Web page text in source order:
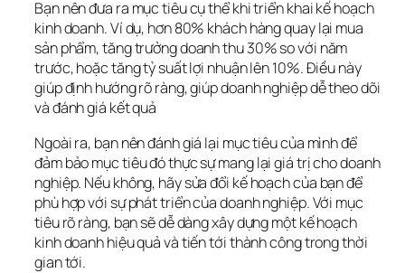
Bạn nên đưa ra mục tiêu cụ thể khi triển khai kế hoạch
kinh doanh. Ví dụ, hơn 80% khách hàng quay lại mua
sản phẩm, tăng trưởng doanh thu 30% so với năm
trước, hoặc tăng tỷ suất lợi nhuận lên 10%. Điều này
giúp định hướng rõ ràng, giúp doanh nghiệp dễ theo dõi
và đánh giá kết quả
Ngoài ra, bạn nên đánh giá lại mục tiêu của mình để
đảm bảo mục tiêu đó thực sự mang lại giá trị cho doanh
nghiệp. Nếu không, hãy sửa đổi kế hoạch của bạn để
phù hợp với sự phát triển của doanh nghiệp. Với mục
tiêu rõ ràng, bạn sẽ dễ dàng xây dựng một kế hoạch
kinh doanh hiệu quả và tiến tới thành công trong thời
gian tới.